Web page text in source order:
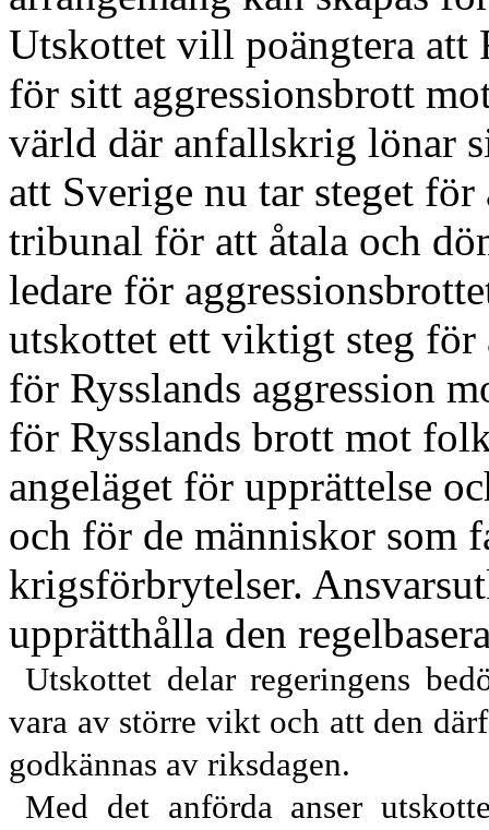
Utskottet vill poängtera att
för sitt aggressionsbrott
värld där anfallskrig lönar
att Sverige nu tar steget
tribunal för att åtala och
ledare för aggressions
utskottet ett viktigt steg för
för Rysslands aggression
för Rysslands brott mot
angeläget för upprättelse
och för de människor som
krigsförbrytelser.
upprätthålla den
Utskottet delar regeringens
vara av större vikt och att den
godkännas av riksdagen.
Med det anförda anser